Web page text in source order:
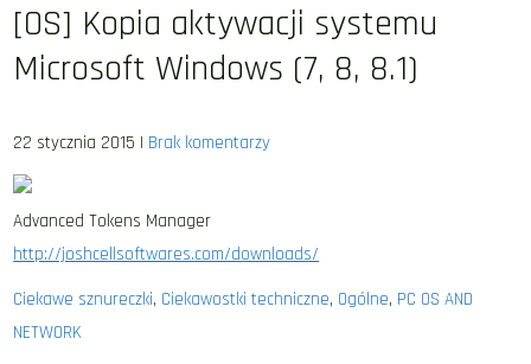
[OS] Kopia aktywacji systemu
Microsoft Windows (7, 8, 8.1)
22 stycznia 2015 | Brak komentarzy
Advanced Tokens Manager
http://joshcellsoftwares.com/downloads/
Ciekawe sznureczki, Ciekawostki techniczne, Ogólne, PC OS AND
NETWORK